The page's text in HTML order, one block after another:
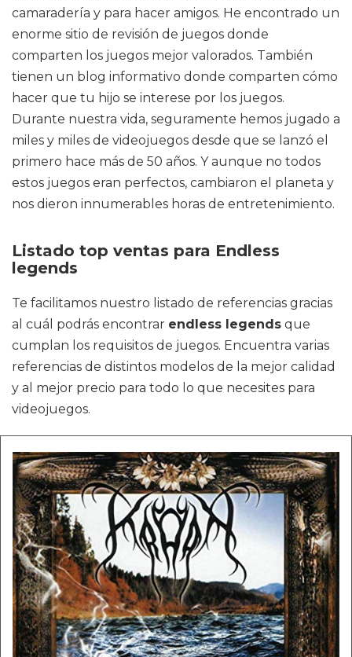
camaradería y para hacer amigos. He encontrado un
enorme sitio de revisión de juegos donde
comparten los juegos mejor valorados. También
tienen un blog informativo donde comparten cómo
hacer que tu hijo se interese por los juegos.
Durante nuestra vida, seguramente hemos jugado a
miles y miles de videojuegos desde que se lanzó el
primero hace más de 50 años. Y aunque no todos
estos juegos eran perfectos, cambiaron el planeta y
nos dieron innumerables horas de entretenimiento.
Listado top ventas para Endless
legends
Te facilitamos nuestro listado de referencias gracias
al cuál podrás encontrar endless legends que
cumplan los requisitos de juegos. Encuentra varias
referencias de distintos modelos de la mejor calidad
y al mejor precio para todo lo que necesites para
videojuegos.